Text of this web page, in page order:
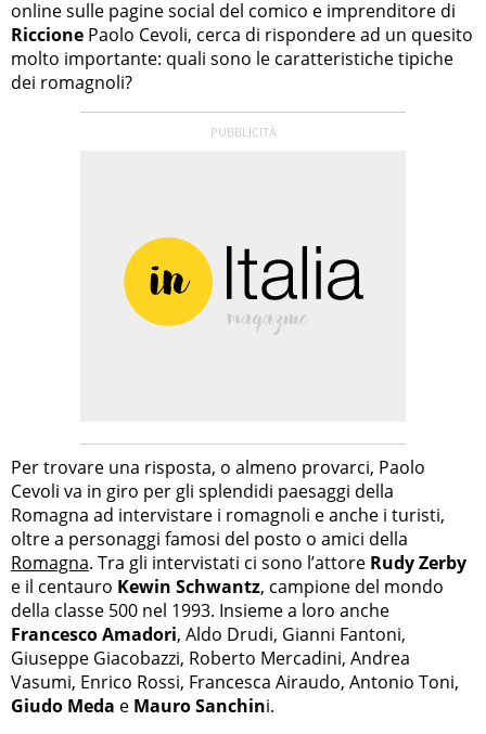
online sulle pagine social del comico e imprenditore di
Riccione Paolo Cevoli, cerca di rispondere ad un quesito
molto importante: quali sono le caratteristiche tipiche
dei romagnoli?
Per trovare una risposta, o almeno provarci, Paolo
Cevoli va in giro per gli splendidi paesaggi della
Romagna ad intervistare i romagnoli e anche i turisti,
oltre a personaggi famosi del posto o amici della
Romagna. Tra gli intervistati ci sono l’attore Rudy Zerby
e il centauro Kewin Schwantz, campione del mondo
della classe 500 nel 1993. Insieme a loro anche
Francesco Amadori, Aldo Drudi, Gianni Fantoni,
Giuseppe Giacobazzi, Roberto Mercadini, Andrea
Vasumi, Enrico Rossi, Francesca Airaudo, Antonio Toni,
Giudo Meda e Mauro Sanchini.